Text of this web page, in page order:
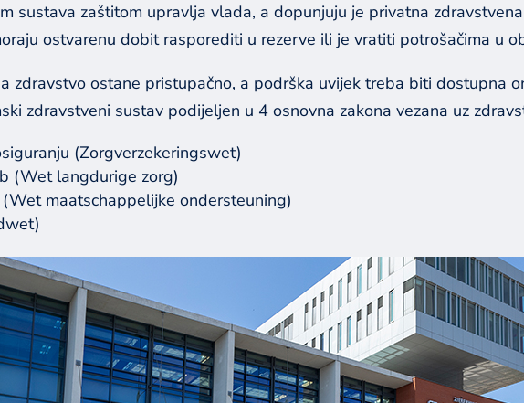
sustava zaštitom upravlja vlada, a dopunjuju je privatna
ostvarenu dobit rasporediti u rezerve ili je vratiti potrošačima u
zdravstvo ostane pristupačno, a podrška uvijek treba biti dostupna
zdravstveni sustav podijeljen u 4 osnovna zakona vezana uz
(Zorgverzekeringswet)
(Wet langdurige zorg)
maatschappelijke ondersteuning)